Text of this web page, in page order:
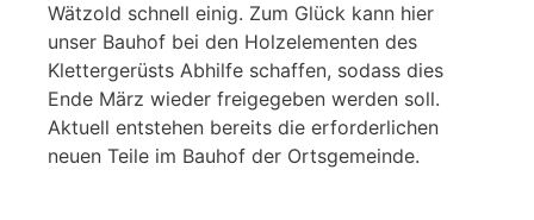
Wätzold schnell einig. Zum Glück kann hier
unser Bauhof bei den Holzelementen des
Klettergerüsts Abhilfe schaffen, sodass dies
Ende März wieder freigegeben werden soll.
Aktuell entstehen bereits die erforderlichen
neuen Teile im Bauhof der Ortsgemeinde.